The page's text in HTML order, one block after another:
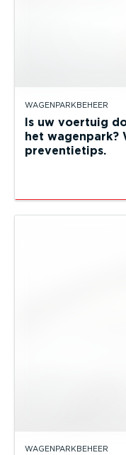
WAGENPARKBEHEER
Is uw voertuig
het wagenpark?
preventietips.
WAGENPARKBEHEER